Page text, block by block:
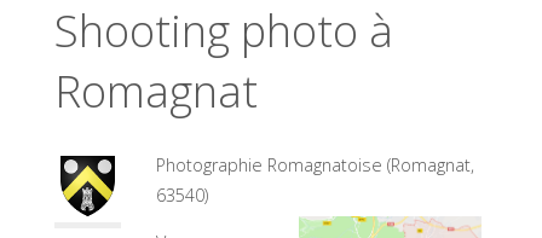
Shooting photo à
Romagnat
Photographie Romagnatoise (Romagnat,
63540)